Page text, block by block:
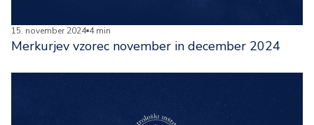
15. november 2024 4 min
Merkurjev vzorec november in december 2024